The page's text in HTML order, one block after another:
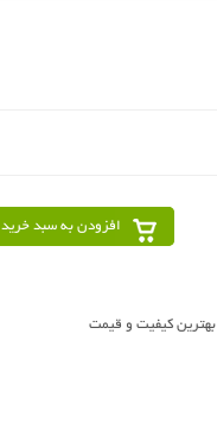
افزودن به سبد خرید
بهترین کیفیت و قیمت